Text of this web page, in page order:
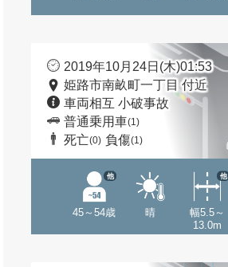
2019年10月24日(木)01:53
姫路市南畝町一丁目 付近
車両相互 小破事故
普通乗用車(1)
死亡(0) 負傷(1)
45～54歳
他
晴
幅5.5～
13.0m
他